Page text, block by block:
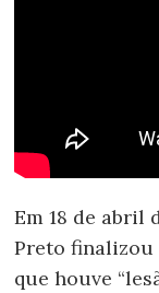
Em 18 de abril
Preto
que houve